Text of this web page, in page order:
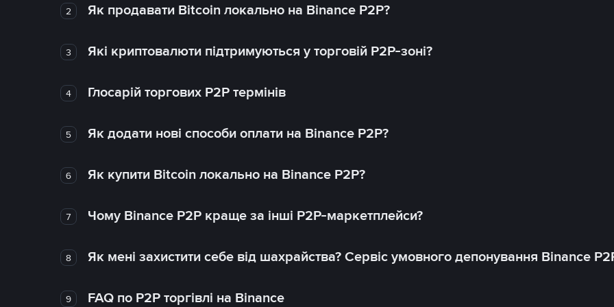
2 Як продавати Bitcoin локально на Binance P2P?
3 Які криптовалюти підтримуються у торговій P2P-зоні?
4 Глосарій торгових P2P термінів
5 Як додати нові способи оплати на Binance P2P?
6 Як купити Bitcoin локально на Binance P2P?
7 Чому Binance P2P краще за інші P2P-маркетплейси?
8 Як мені захистити себе від шахрайства? Сервіс умовного депонування Binance
9 FAQ по P2P торгівлі на Binance